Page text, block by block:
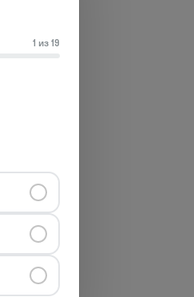
1 из 19